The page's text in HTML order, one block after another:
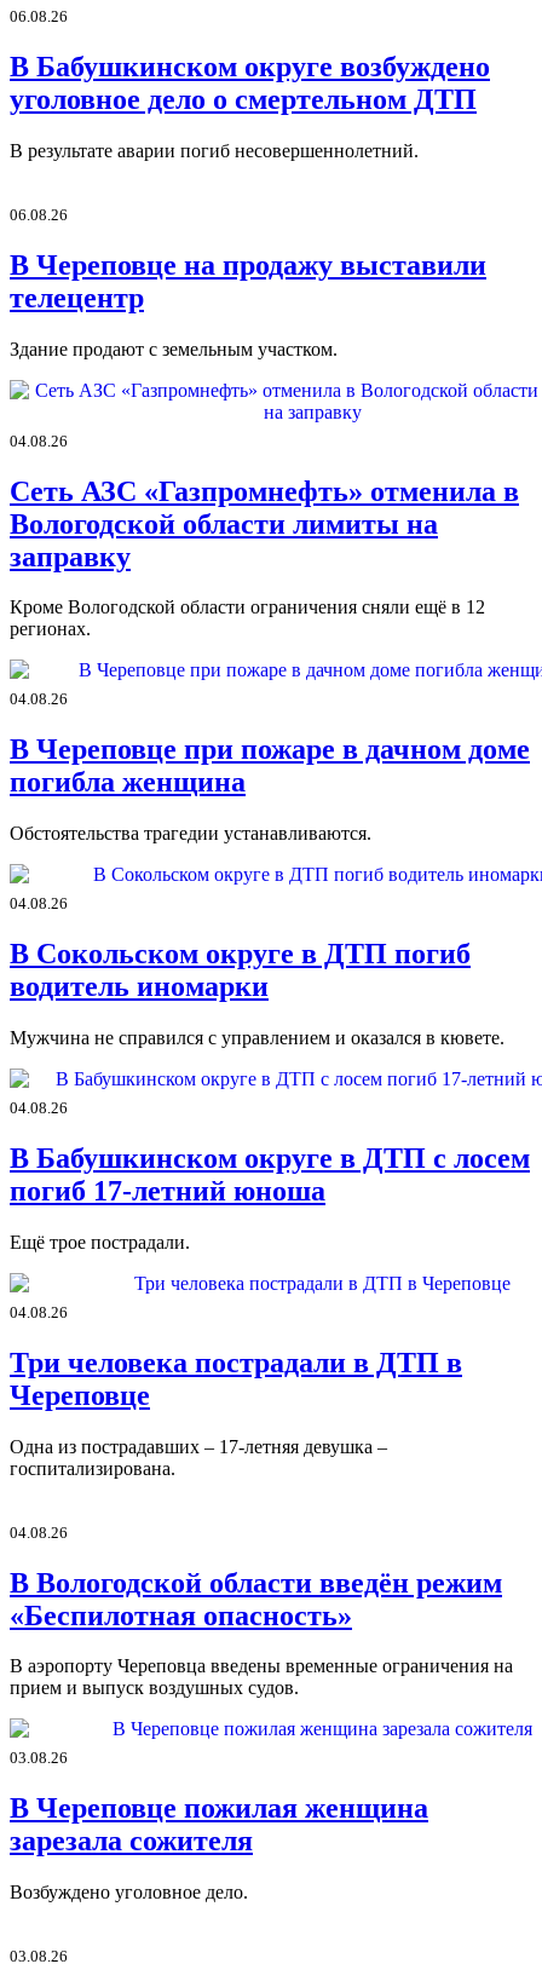
06.08.26
В Бабушкинском округе возбуждено
уголовное дело о смертельном ДТП
В результате аварии погиб несовершеннолетний.
06.08.26
В Череповце на продажу выставили
телецентр
Здание продают с земельным участком.
04.08.26
Сеть АЗС «Газпромнефть» отменила в
Вологодской области лимиты на
заправку
Кроме Вологодской области ограничения сняли ещё в 12
регионах.
04.08.26
В Череповце при пожаре в дачном доме
погибла женщина
Обстоятельства трагедии устанавливаются.
04.08.26
В Сокольском округе в ДТП погиб
водитель иномарки
Мужчина не справился с управлением и оказался в кювете.
04.08.26
В Бабушкинском округе в ДТП с лосем
погиб 17-летний юноша
Ещё трое пострадали.
04.08.26
Три человека пострадали в ДТП в
Череповце
Одна из пострадавших – 17-летняя девушка –
госпитализирована.
04.08.26
В Вологодской области введён режим
«Беспилотная опасность»
В аэропорту Череповца введены временные ограничения на
прием и выпуск воздушных судов.
03.08.26
В Череповце пожилая женщина
зарезала сожителя
Возбуждено уголовное дело.
03.08.26